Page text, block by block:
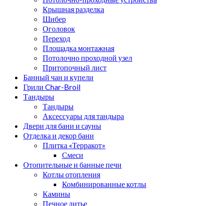
Крышная разделка
Шибер
Оголовок
Переход
Площадка монтажная
Потолочно проходной узел
Притопочный лист
Банный чан и купели
Грили Char-Broil
Тандыры
Тандыры
Аксессуары для тандыра
Двери для бани и сауны
Отделка и декор бани
Плитка «Терракот»
Смеси
Отопительные и банные печи
Котлы отопления
Комбинированные котлы
Камины
Печное литье